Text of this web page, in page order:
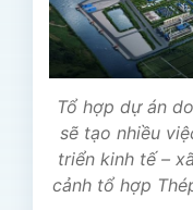
Tổ hợp dự án
sẽ tạo nhiều
triển kinh tế –
cảnh tổ hợp